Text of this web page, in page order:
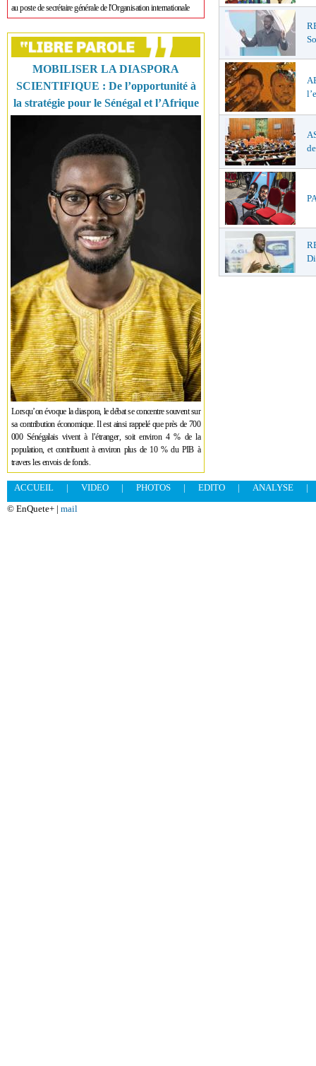
au poste de secrétaire générale de l'Organisation internationale
MOBILISER LA DIASPORA
SCIENTIFIQUE : De l’opportunité à
la stratégie pour le Sénégal et l’Afrique
Lorsqu’on évoque la diaspora, le débat se concentre souvent sur
sa contribution économique. Il est ainsi rappelé que près de 700
000 Sénégalais vivent à l’étranger, soit environ 4 % de la
population, et contribuent à environ plus de 10 % du PIB à
travers les envois de fonds.
ACCUEIL | VIDEO | PHOTOS | EDITO | ANALYSE
|
© EnQuete+ | mail